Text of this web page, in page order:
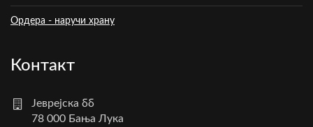
Ордера - наручи храну
Контакт
Јеврејска бб
78 000 Бања Лука